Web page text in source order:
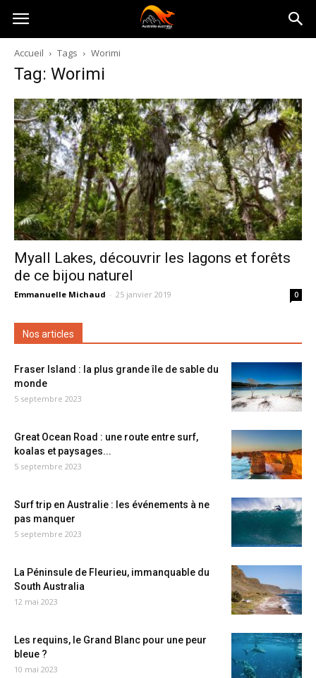
Australia-
australie.com
Accueil Tags Worimi
Tag: Worimi
Myall Lakes, découvrir les lagons et forêts
de ce bijou naturel
Emmanuelle Michaud - 25 janvier 2019 0
Nos articles
Fraser Island : la plus grande île de sable du
monde
5 septembre 2023
Great Ocean Road : une route entre surf,
koalas et paysages...
5 septembre 2023
Surf trip en Australie : les événements à ne
pas manquer
5 septembre 2023
La Péninsule de Fleurieu, immanquable du
South Australia
12 mai 2023
Les requins, le Grand Blanc pour une peur
bleue ?
10 mai 2023